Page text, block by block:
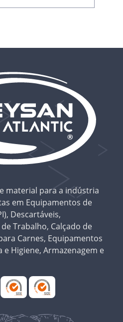
material para a indústria
em Equipamentos de
Descartáveis,
Trabalho, Calçado de
Carnes, Equipamentos
e Higiene, Armazenagem e